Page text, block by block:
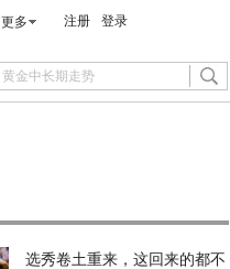
更多 注册 登录
选秀卷土重来，这回来的都不